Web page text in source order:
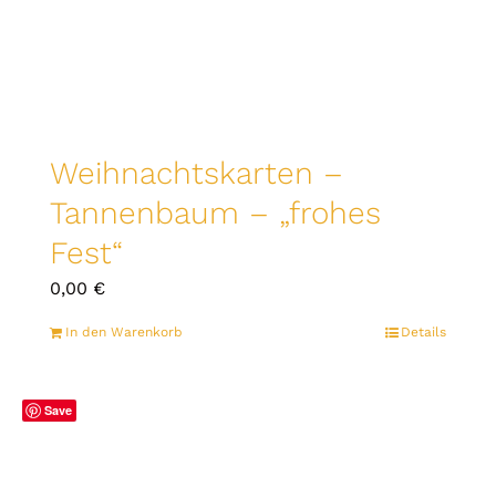
Weihnachtskarten –
Tannenbaum – „frohes
Fest“
0,00 €
In den Warenkorb Details
Save